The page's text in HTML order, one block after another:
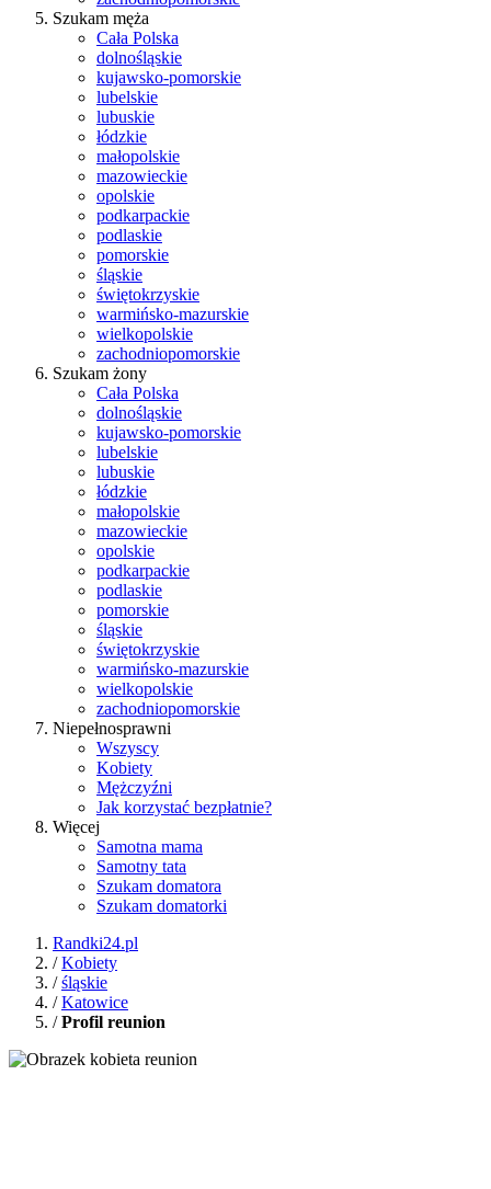
Szukam męża
Cała Polska
dolnośląskie
kujawsko-pomorskie
lubelskie
lubuskie
łódzkie
małopolskie
mazowieckie
opolskie
podkarpackie
podlaskie
pomorskie
śląskie
świętokrzyskie
warmińsko-mazurskie
wielkopolskie
zachodniopomorskie
Szukam żony
Cała Polska
dolnośląskie
kujawsko-pomorskie
lubelskie
lubuskie
łódzkie
małopolskie
mazowieckie
opolskie
podkarpackie
podlaskie
pomorskie
śląskie
świętokrzyskie
warmińsko-mazurskie
wielkopolskie
zachodniopomorskie
Niepełnosprawni
Wszyscy
Kobiety
Mężczyźni
Jak korzystać bezpłatnie?
Więcej
Samotna mama
Samotny tata
Szukam domatora
Szukam domatorki
Randki24.pl
/Kobiety
/śląskie
/Katowice
/Profil reunion